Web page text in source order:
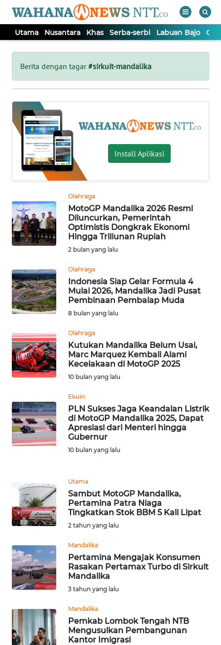
Utama Nusantara Khas Serba-serbi Labuan Bajo
Berita dengan tagar#sirkuit-mandalika
Install Aplikasi
Olahraga
MotoGP Mandalika 2026 Resmi
Diluncurkan, Pemerintah
Optimistis Dongkrak Ekonomi
Hingga Triliunan Rupiah
2 bulan yang lalu
Olahraga
Indonesia Siap Gelar Formula 4
Mulai 2026, Mandalika Jadi Pusat
Pembinaan Pembalap Muda
8 bulan yang lalu
Olahraga
Kutukan Mandalika Belum Usai,
Marc Marquez Kembali Alami
Kecelakaan di MotoGP 2025
10 bulan yang lalu
Ekuin
PLN Sukses Jaga Keandalan Listrik
di MotoGP Mandalika 2025, Dapat
Apresiasi dari Menteri hingga
Gubernur
10 bulan yang lalu
Utama
Sambut MotoGP Mandalika,
Pertamina Patra Niaga
Tingkatkan Stok BBM 5 Kali Lipat
2 tahun yang lalu
Mandalika
Pertamina Mengajak Konsumen
Rasakan Pertamax Turbo di Sirkuit
Mandalika
3 tahun yang lalu
Mandalika
Pemkab Lombok Tengah NTB
Mengusulkan Pembangunan
Kantor Imigrasi
Tutup
UTAMA
NUSANTARA
KHAS
SERBA-
SERBI
LABUAN
BAJO
Informasi
INDEKS
BERITA
KONTAK
KAMI
INFO
TENTANG
KAMI
PEDOMAN
REDAKSI
KARIR
DISCLAIMER
Wahana
News
Regional
WN
SUMUT